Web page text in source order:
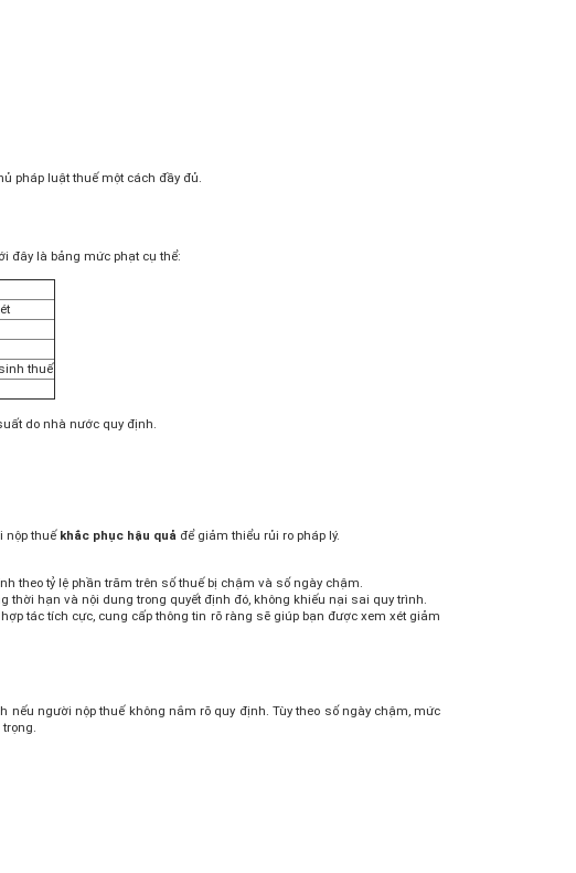
pháp luật thuế một cách đầy đủ.
đây là bảng mức phạt cụ thể:
thuế
do nhà nước quy định.
nộp thuế khắc phục hậu quả để giảm thiểu rủi ro pháp lý.
theo tỷ lệ phần trăm trên số thuế bị chậm và số ngày chậm.
hạn và nội dung trong quyết định đó, không khiếu nại sai quy trình.
tác tích cực, cung cấp thông tin rõ ràng sẽ giúp bạn được xem xét giảm
người nộp thuế không nắm rõ quy định. Tùy theo số ngày chậm, mức